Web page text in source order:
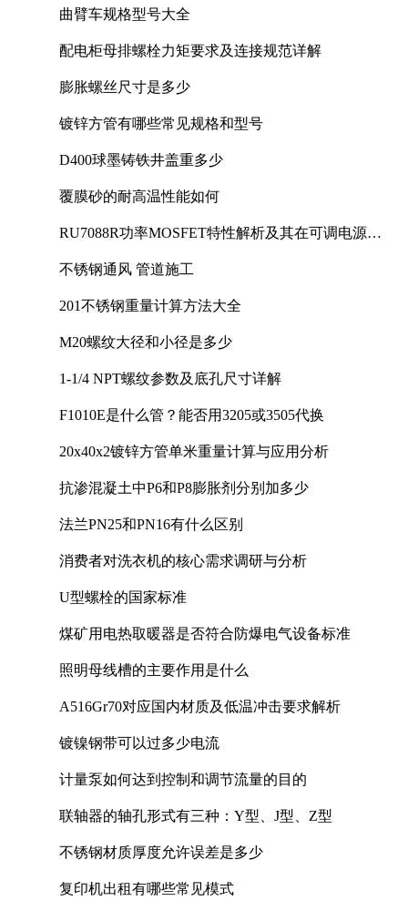
曲臂车规格型号大全
配电柜母排螺栓力矩要求及连接规范详解
膨胀螺丝尺寸是多少
镀锌方管有哪些常见规格和型号
D400球墨铸铁井盖重多少
覆膜砂的耐高温性能如何
RU7088R功率MOSFET特性解析及其在可调电源设
不锈钢通风 管道施工
201不锈钢重量计算方法大全
M20螺纹大径和小径是多少
1-1/4 NPT螺纹参数及底孔尺寸详解
F1010E是什么管？能否用3205或3505代换
20x40x2镀锌方管单米重量计算与应用分析
抗渗混凝土中P6和P8膨胀剂分别加多少
法兰PN25和PN16有什么区别
消费者对洗衣机的核心需求调研与分析
U型螺栓的国家标准
煤矿用电热取暖器是否符合防爆电气设备标准
照明母线槽的主要作用是什么
A516Gr70对应国内材质及低温冲击要求解析
镀镍钢带可以过多少电流
计量泵如何达到控制和调节流量的目的
联轴器的轴孔形式有三种：Y型、J型、Z型
不锈钢材质厚度允许误差是多少
复印机出租有哪些常见模式